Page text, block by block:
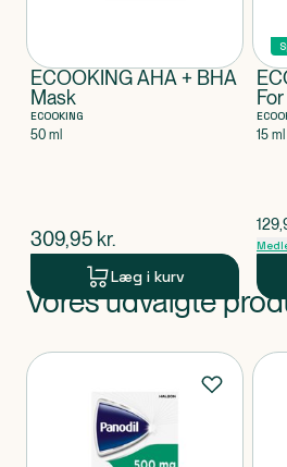
ECOOKING AHA + BHA
Mask
ECOOKING
50 ml
$nuværende pris
309,95 kr.
Læg i kurv
15 ml
$
Produkt 1 af 0
Vores udvalgte
Produkter